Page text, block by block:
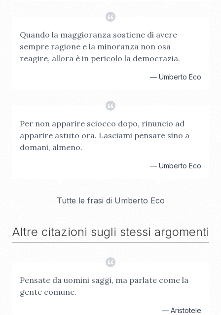
Quando la maggioranza sostiene di avere
sempre ragione e la minoranza non osa
reagire, allora è in pericolo la democrazia.
— Umberto Eco
Per non apparire sciocco dopo, rinuncio ad
apparire astuto ora. Lasciami pensare sino a
domani, almeno.
— Umberto Eco
Tutte le frasi di Umberto Eco
Altre citazioni sugli stessi argomenti
Pensate da uomini saggi, ma parlate come la
gente comune.
— Aristotele